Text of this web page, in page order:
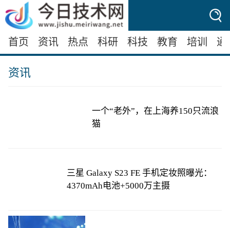
首页 资讯 热点 科研 科技 教育 培训 通
资讯
一个“老外”，在上海养150只流浪
猫
三星 Galaxy S23 FE 手机定妆照曝光：
4370mAh电池+5000万主摄